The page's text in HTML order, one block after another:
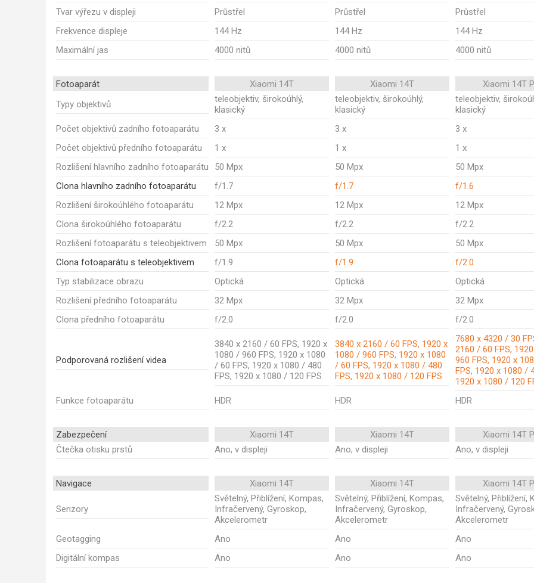
Tvar výřezu v displeji
Průstřel Průstřel
Průstřel
Frekvence displeje
144 Hz 144 Hz
144 Hz
Maximální jas
4000 nitů 4000 nitů 4000 nitů
Fotoaparát Xiaomi 14T Xiaomi 14T
Xiaomi 14T
Typy objektivů
teleobjektiv, širokoúhlý,
klasický
teleobjektiv, širokoúhlý,
klasický
teleobjektiv,
klasický
Počet objektivů zadního fotoaparátu
3 x 3 x
3 x
Počet objektivů předního fotoaparátu
1 x 1 x
1 x
Rozlišení hlavního zadního fotoaparátu
50 Mpx 50 Mpx
50 Mpx
Clona hlavního zadního fotoaparátu
f/1.7 f/1.7
f/1.6
Rozlišení širokoúhlého fotoaparátu
12 Mpx 12 Mpx
12 Mpx
Clona širokoúhlého fotoaparátu
f/2.2 f/2.2
f/2.2
Rozlišení fotoaparátu s teleobjektivem
50 Mpx 50 Mpx
50 Mpx
Clona fotoaparátu s teleobjektivem
f/1.9 f/1.9
f/2.0
Typ stabilizace obrazu
Optická Optická
Optická
Rozlišení předního fotoaparátu
32 Mpx 32 Mpx
32 Mpx
Clona předního fotoaparátu
f/2.0 f/2.0 f/2.0
Podporovaná rozlišení videa
3840 x 2160 / 60 FPS, 1920 x
1080 / 960 FPS, 1920 x 1080
/ 60 FPS, 1920 x 1080 / 480
FPS, 1920 x 1080 / 120 FPS
3840 x 2160 / 60 FPS, 1920 x
1080 / 960 FPS, 1920 x 1080
/ 60 FPS, 1920 x 1080 / 480
FPS, 1920 x 1080 / 120 FPS
7680 x 4320 / 30
2160 / 60 FPS,
960 FPS, 1920 x
FPS, 1920 x 1080 /
1920 x 1080 / 120
Funkce fotoaparátu
HDR HDR HDR
Zabezpečení Xiaomi 14T Xiaomi 14T
Xiaomi 14T
Čtečka otisku prstů
Ano, v displeji Ano, v displeji Ano, v displeji
Navigace Xiaomi 14T Xiaomi 14T Xiaomi 14T
Senzory
Světelný, Přiblížení, Kompas,
Infračervený, Gyroskop,
Akcelerometr
Světelný, Přiblížení, Kompas,
Infračervený, Gyroskop,
Akcelerometr
Světelný, Přiblížení,
Infračervený,
Akcelerometr
Geotagging
Ano Ano
Ano
Digitální kompas
Ano Ano Ano